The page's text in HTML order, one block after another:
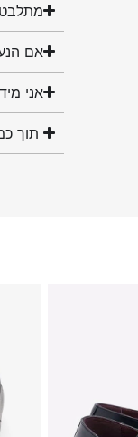
מתלבט
אם
אני מידה 50! האם יש לכם נעליים
תוך